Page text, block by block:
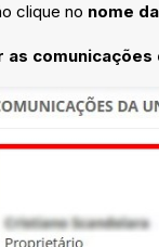
clique no nome
comunicações